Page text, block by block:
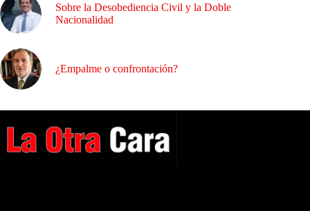
Sobre la Desobediencia Civil y la Doble
Nacionalidad
¿Empalme o confrontación?